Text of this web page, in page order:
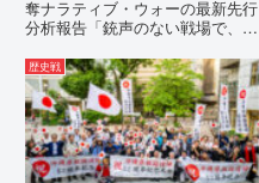
奪ナラティブ・ウォーの最新先行
分析報告「銃声のない戦場で、日
いる。」現代の戦争は、ミサイル
が飛来する以前に始まっていま
す。国連という国際的な舞台で、
巧妙な「言説（ナラティブ）」が
張...
歴史戦